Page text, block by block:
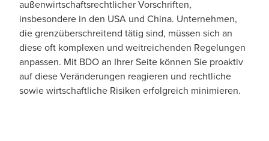
außenwirtschaftsrechtlicher Vorschriften,
insbesondere in den USA und China. Unternehmen,
die grenzüberschreitend tätig sind, müssen sich an
diese oft komplexen und weitreichenden Regelungen
anpassen. Mit BDO an Ihrer Seite können Sie proaktiv
auf diese Veränderungen reagieren und rechtliche
sowie wirtschaftliche Risiken erfolgreich minimieren.